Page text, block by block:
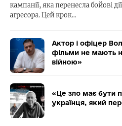
кампанії, яка перенесла бойові
агресора. Цей крок…
Актор і офіцер
фільми не мають
війною»
«Це зло має бути
українця, який